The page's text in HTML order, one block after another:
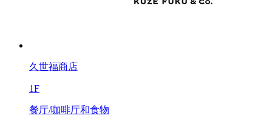
久世福商店
1F
餐厅/咖啡厅和食物